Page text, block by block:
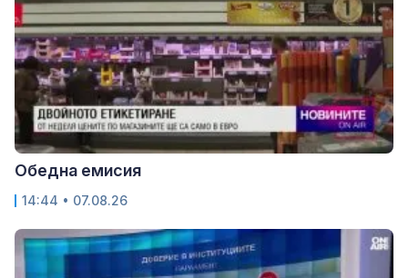
Обедна емисия
14:44 • 07.08.26